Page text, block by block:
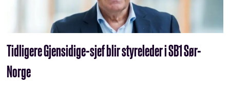
Tidligere Gjensidige-sjef blir styreleder i SB1 Sør-
Norge